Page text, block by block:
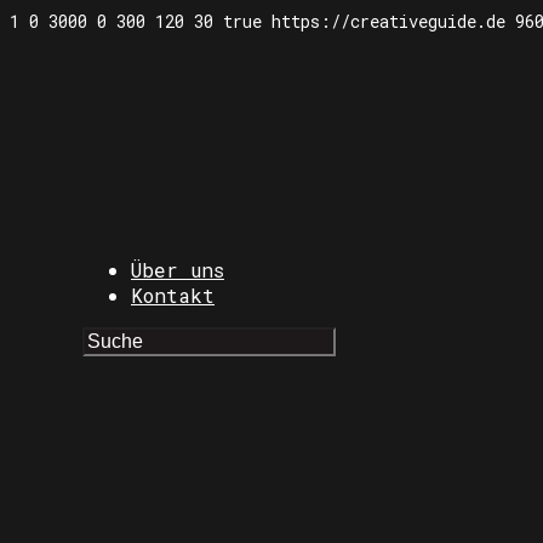
1 0 3000 0 300 120 30 true https://creativeguide.de 960
Über uns
Kontakt